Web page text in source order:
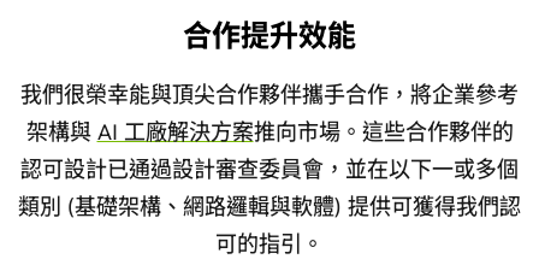
合作提升效能
我們很榮幸能與頂尖合作夥伴攜手合作，將企業參考
架構與 AI 工廠解決方案推向市場。這些合作夥伴的
認可設計已通過設計審查委員會，並在以下一或多個
類別 (基礎架構、網路邏輯與軟體) 提供可獲得我們認
可的指引。